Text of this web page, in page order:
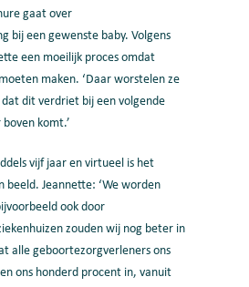
gaat over
bij een gewenste baby. Volgens
een moeilijk proces omdat
maken. ‘Daar worstelen ze
dit verdriet bij een volgende
komt.’
vijf jaar en virtueel is het
beeld. Jeannette: ‘We worden
ook door
zouden wij nog beter in
alle geboortezorgverleners ons
ons honderd procent in, vanuit